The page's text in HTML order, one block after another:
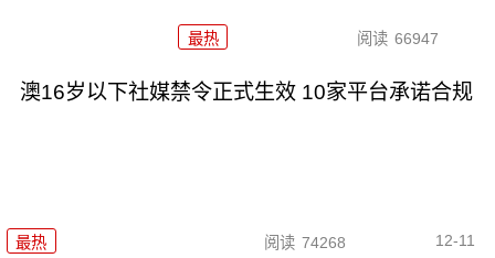
最热 阅读 66947
澳16岁以下社媒禁令正式生效 10家平台承诺合规
最热 阅读 74268 12-11